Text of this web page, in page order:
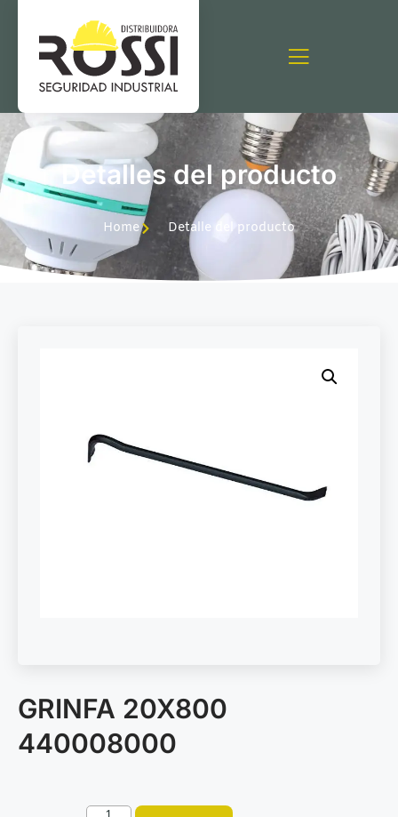
Detalles del producto
Home Detalle del producto
GRINFA 20X800
440008000